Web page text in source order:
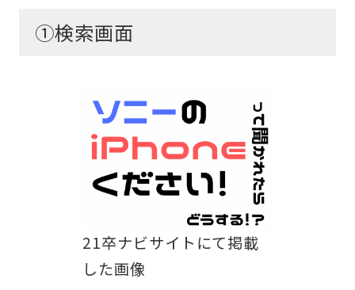
①検索画面
21卒ナビサイトにて掲載
した画像